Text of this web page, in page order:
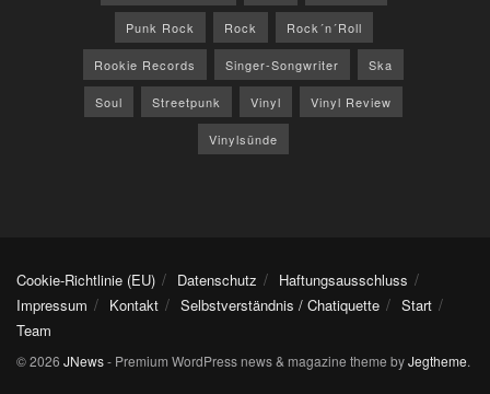
Punk Rock Rock Rock´n´Roll
Rookie Records Singer-Songwriter Ska
Soul Streetpunk Vinyl Vinyl Review
Vinylsünde
Cookie-Richtlinie (EU) Datenschutz
Haftungsausschluss
Impressum
Kontakt Selbstverständnis / Chatiquette
Start
Team
© 2026 JNews- Premium WordPress news & magazine theme byJegtheme.